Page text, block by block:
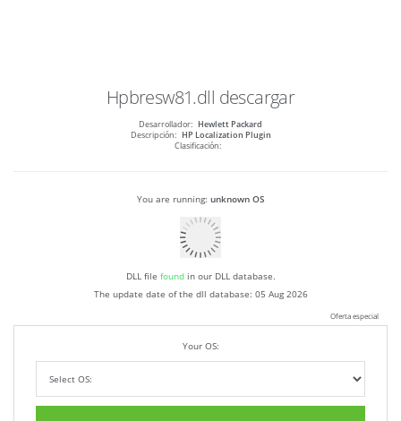
Hpbresw81.dll descargar
Desarrollador: Hewlett Packard
Descripción: HP Localization Plugin
Clasificación:
You are running: unknown OS
DLL file foundin our DLL database.
The update date of the dll database: 05 Aug 2026
Oferta especial
Your OS: